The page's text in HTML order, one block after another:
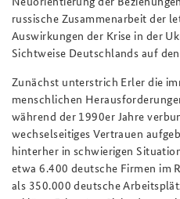
russische Zusammenarbeit der
Auswirkungen der Krise in der
Sichtweise Deutschlands auf
Zunächst unterstrich Erler die
menschlichen
während der 1990er Jahre
wechselseitiges Vertrauen
hinterher in schwierigen
etwa 6.400 deutsche Firmen im
als 350.000 deutsche